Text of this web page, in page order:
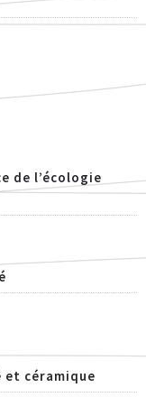
de l’écologie
céramique